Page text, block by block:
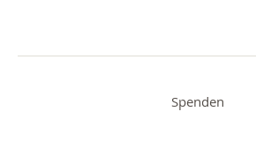
Spenden